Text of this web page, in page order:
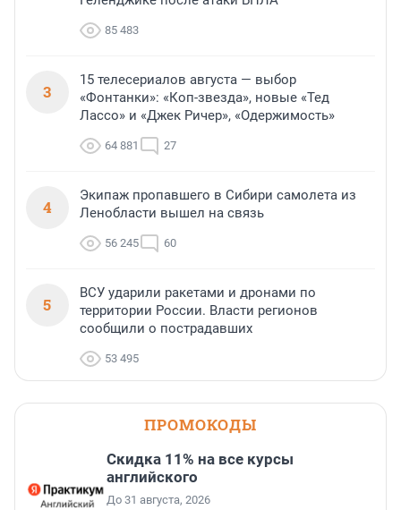
85 483
3
15 телесериалов августа — выбор
«Фонтанки»: «Коп-звезда», новые «Тед
Лассо» и «Джек Ричер», «Одержимость»
64 881 27
4
Экипаж пропавшего в Сибири самолета из
Ленобласти вышел на связь
56 245 60
5
ВСУ ударили ракетами и дронами по
территории России. Власти регионов
сообщили о пострадавших
53 495
ПРОМОКОДЫ
Скидка 11% на все курсы
английского
До 31 августа, 2026